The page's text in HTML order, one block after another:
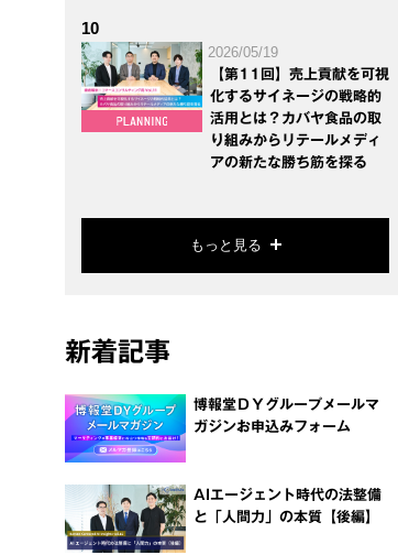
10
2026/05/19
【第11回】売上貢献を可視
化するサイネージの戦略的
活用とは？カバヤ食品の取
り組みからリテールメディ
アの新たな勝ち筋を探る
もっと見る
新着記事
博報堂ＤＹグループメールマ
ガジンお申込みフォーム
AIエージェント時代の法整備
と「人間力」の本質【後編】